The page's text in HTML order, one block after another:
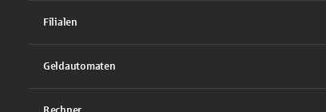
Filialen
Geldautomaten